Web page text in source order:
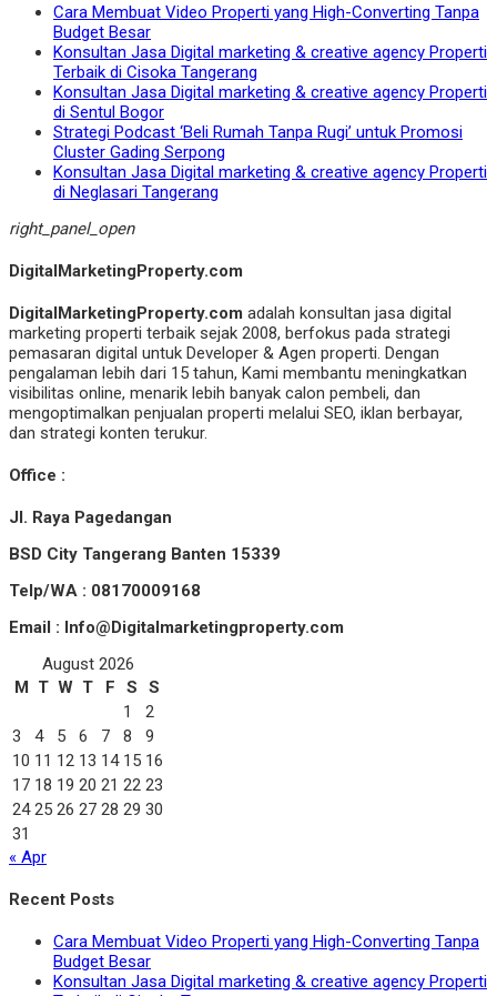
Cara Membuat Video Properti yang High-Converting Tanpa
Budget Besar
Konsultan Jasa Digital marketing & creative agency Properti
Terbaik di Cisoka Tangerang
Konsultan Jasa Digital marketing & creative agency Properti
di Sentul Bogor
Strategi Podcast ‘Beli Rumah Tanpa Rugi’ untuk Promosi
Cluster Gading Serpong
Konsultan Jasa Digital marketing & creative agency Properti
di Neglasari Tangerang
right_panel_open
DigitalMarketingProperty.com
DigitalMarketingProperty.com adalah konsultan jasa digital
marketing properti terbaik sejak 2008, berfokus pada strategi
pemasaran digital untuk Developer & Agen properti. Dengan
pengalaman lebih dari 15 tahun, Kami membantu meningkatkan
visibilitas online, menarik lebih banyak calon pembeli, dan
mengoptimalkan penjualan properti melalui SEO, iklan berbayar,
dan strategi konten terukur.
Office :
Jl. Raya Pagedangan
BSD City Tangerang Banten 15339
Telp/WA : 08170009168
Email : Info@Digitalmarketingproperty.com
August 2026
M T W T F S
S
1
2
3
4 5 6 7 8
9
10 11 12 13 14 15 16
17 18 19 20 21 22 23
24 25 26 27 28 29 30
31
« Apr
Recent Posts
Cara Membuat Video Properti yang High-Converting Tanpa
Budget Besar
Konsultan Jasa Digital marketing & creative agency Properti